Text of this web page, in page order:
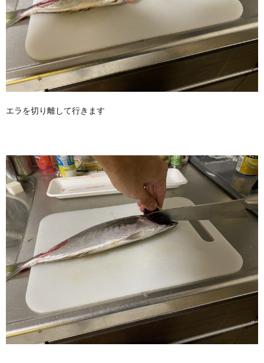
エラを切り離して行きます